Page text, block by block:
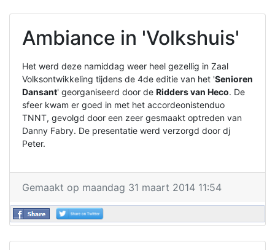
Ambiance in 'Volkshuis'
Het werd deze namiddag weer heel gezellig in Zaal
Volksontwikkeling tijdens de 4de editie van het 'Senioren
Dansant' georganiseerd door de Ridders van Heco. De
sfeer kwam er goed in met het accordeonistenduo
TNNT, gevolgd door een zeer gesmaakt optreden van
Danny Fabry. De presentatie werd verzorgd door dj
Peter.
Gemaakt op maandag 31 maart 2014 11:54